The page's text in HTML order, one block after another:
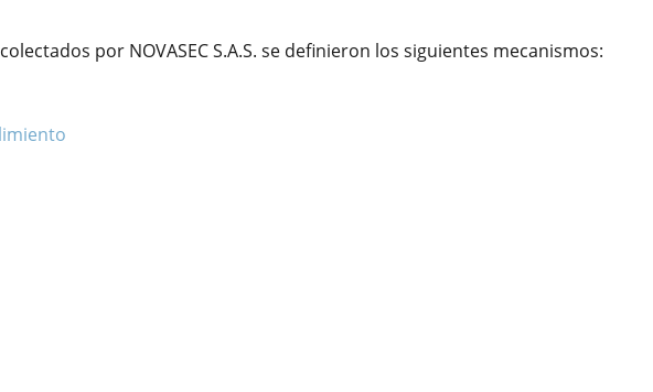
por NOVASEC S.A.S. se definieron los siguientes mecanismos: